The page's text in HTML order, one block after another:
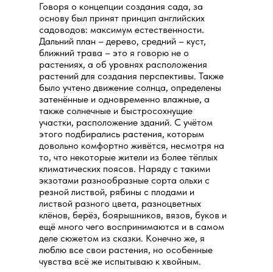
Говоря о концепции создания сада, за
основу был принят принцип английских
садоводов: максимум естественности.
Дальний план – дерево, средний – куст,
ближний трава – это я говорю не о
растениях, а об уровнях расположения
растений для создания перспективы. Также
было учтено движение солнца, определены
затенённые и одновременно влажные, а
также солнечные и быстросохнущие
участки, расположение зданий. С учётом
этого подбирались растения, которым
довольно комфортно живётся, несмотря на
то, что некоторые жители из более тёплых
климатических поясов. Наряду с такими
экзотами разнообразные сорта ольхи с
резной листвой, рябины с плодами и
листвой разного цвета, разноцветных
клёнов, берёз, боярышников, вязов, буков и
ещё много чего воспринимаются и в самом
деле сюжетом из сказки. Конечно же, я
люблю все свои растения, но особенные
чувства всё же испытываю к хвойным.